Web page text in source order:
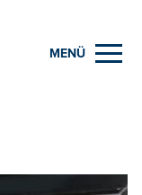
MENÜ